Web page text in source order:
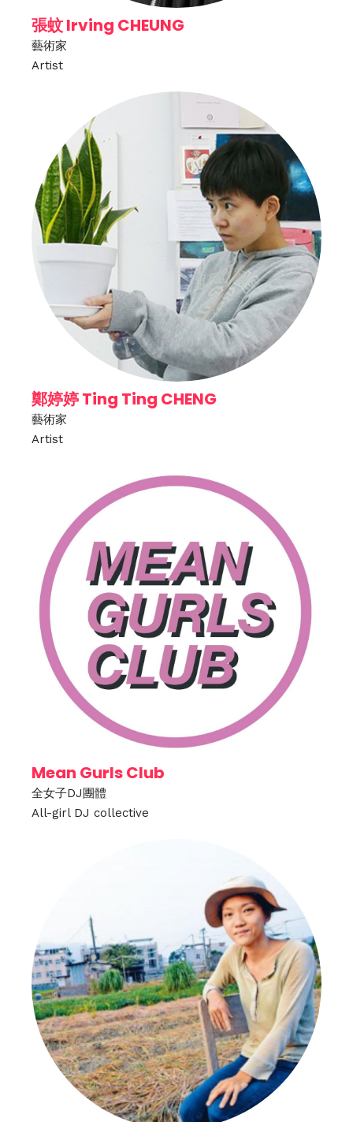
張蚊 Irving CHEUNG
藝術家
Artist
鄭婷婷 Ting Ting CHENG
藝術家
Artist
Mean Gurls Club
全女子DJ團體
All-girl DJ collective